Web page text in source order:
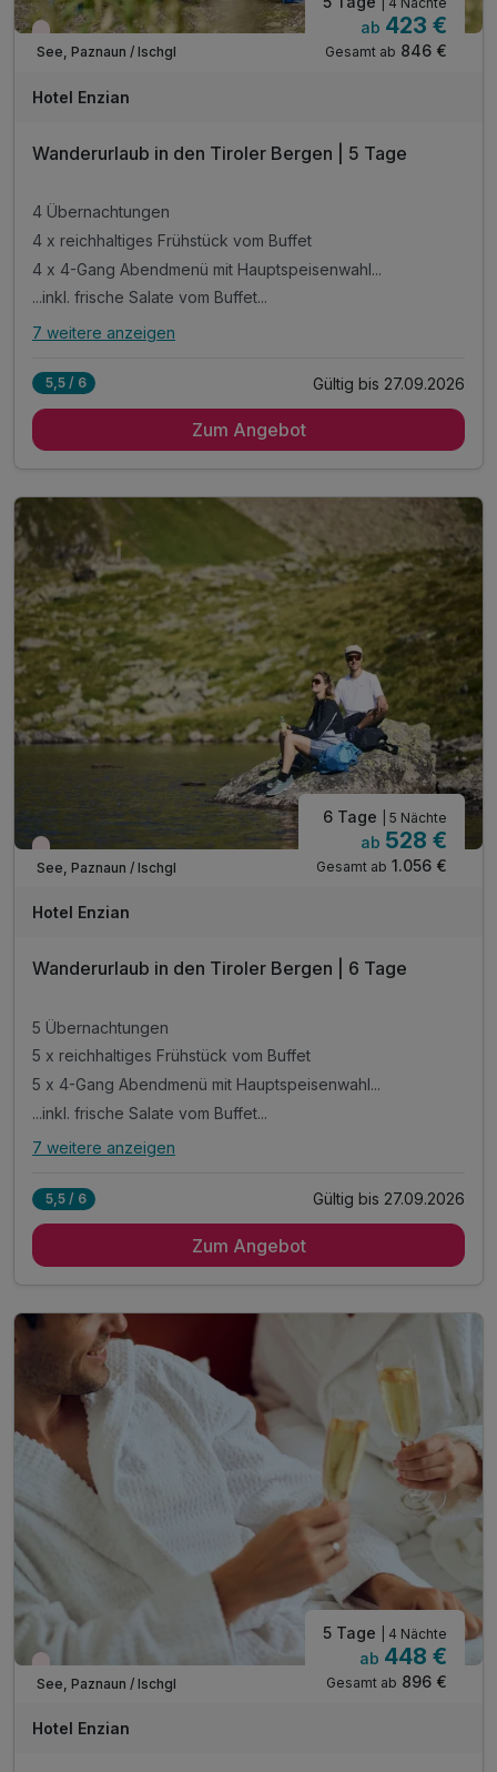
Wieder frei ab September
See, Paznaun / Ischgl
ab 423 €
Gesamt ab 846 €
Hotel Enzian
Wanderurlaub in den Tiroler Bergen | 5 Tage
4 Übernachtungen
4 x reichhaltiges Frühstück vom Buffet
4 x 4-Gang Abendmenü mit Hauptspeisenwahl...
...inkl. frische Salate vom Buffet...
Alle Inklusivleistungen
4 x reichhaltiges Frühstück vom Buffet
...wöchentlich Galadinner
Inkl. Nutzung aller geöffneten Bergbahnen*
Wanderrucksack und Wanderstöcke**
Leihbademantel für die Dauer Ihres Aufenthaltes
inkl. Nutzung unseres Wellnessbereiches ***
inkl. Nutzung unseres Freischwimmbades
*mit der Silvretta Premium Card inkludiert *
7 weitere anzeigen
5,5 / 6 Gültig bis 27.09.2026
Zum Angebot
Nur noch Restplätze
See, Paznaun / Ischgl
6 Tage | 5 Nächte
ab 528 €
Gesamt ab 1.056 €
Hotel Enzian
Wanderurlaub in den Tiroler Bergen | 6 Tage
5 Übernachtungen
5 x reichhaltiges Frühstück vom Buffet
5 x 4-Gang Abendmenü mit Hauptspeisenwahl...
...inkl. frische Salate vom Buffet...
Alle Inklusivleistungen
5 x reichhaltiges Frühstück vom Buffet
...wöchentlich Galadinner
Inkl. Nutzung aller geöffneten Bergbahnen*
Wanderrucksack und Wanderstöcke**
Leihbademantel für die Dauer Ihres Aufenthaltes
inkl. Nutzung unseres Wellnessbereiches ***
inkl. Nutzung unseres Freischwimmbades
*mit der Silvretta Premium Card inkludiert *
7 weitere anzeigen
5,5 / 6 Gültig bis 27.09.2026
Zum Angebot
Wieder frei ab September
See, Paznaun / Ischgl
5 Tage | 4 Nächte
ab 448 €
Gesamt ab 896 €
Hotel Enzian